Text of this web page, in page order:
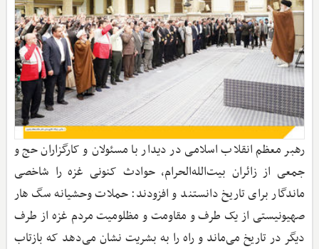
رهبر معظم انقلاب اسلامی در دیدار با مسئولان و کارگزاران حج و
جمعی از زائران بیت‌الله‌الحرام، حوادث کنونی غزه را شاخصی
ماندگار برای تاریخ دانستند و افزودند: حملات وحشیانه سگ هار
صهیونیستی از یک طرف و مقاومت و مظلومیت مردم غزه از طرف
دیگر در تاریخ می‌ماند و راه را به بشریت نشان می‌دهد که بازتاب